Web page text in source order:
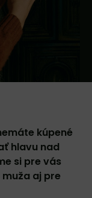
kúpené
hlavu nad
si pre vás
aj pre